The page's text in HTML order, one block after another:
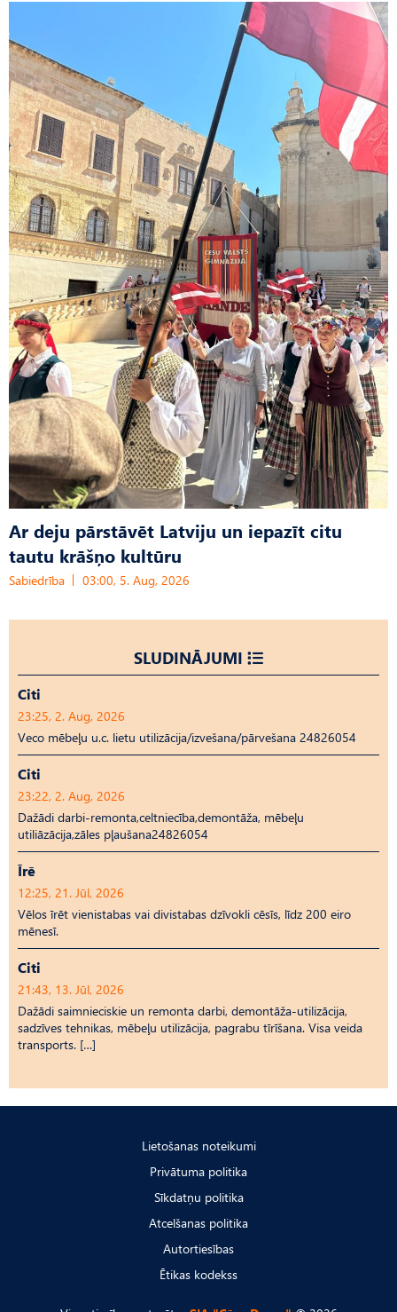
Ar deju pārstāvēt Latviju un iepazīt citu
tautu krāšņo kultūru
Sabiedrība 03:00, 5. Aug, 2026
SLUDINĀJUMI
Citi
23:25, 2. Aug, 2026
Veco mēbeļu u.c. lietu utilizācija/izvešana/pārvešana 24826054
Citi
23:22, 2. Aug, 2026
Dažādi darbi-remonta,celtniecība,demontāža, mēbeļu
utiliāzācija,zāles pļaušana24826054
Īrē
12:25, 21. Jūl, 2026
Vēlos īrēt vienistabas vai divistabas dzīvokli cēsīs, līdz 200 eiro
mēnesī.
Citi
21:43, 13. Jūl, 2026
Dažādi saimnieciskie un remonta darbi, demontāža-utilizācija,
sadzīves tehnikas, mēbeļu utilizācija, pagrabu tīrīšana. Visa veida
transports. […]
Lietošanas noteikumi
Privātuma politika
Sīkdatņu politika
Atcelšanas politika
Autortiesības
Ētikas kodekss